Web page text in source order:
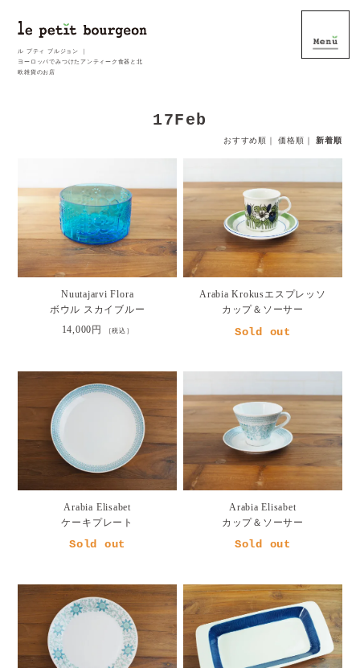
ル プティ ブルジョン ｜
ヨーロッパでみつけたアンティーク食器と北
欧雑貨のお店
17Feb
おすすめ順 ｜価格順 ｜新着順
Nuutajarvi Flora
ボウル スカイブルー
14,000円 ［税込］
Arabia Krokusエスプレッソ
カップ＆ソーサー
Sold out
Arabia Elisabet
ケーキプレート
Sold out
Arabia Elisabet
カップ＆ソーサー
Sold out